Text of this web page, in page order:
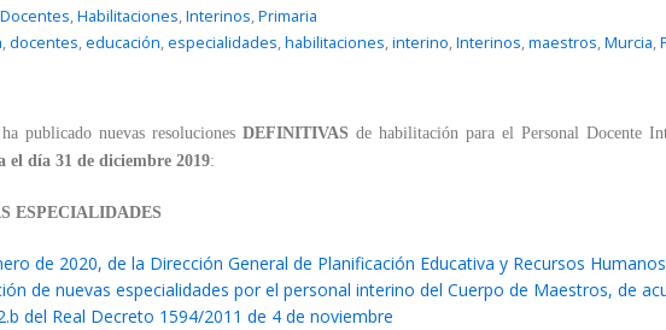
Docentes,Habilitaciones,Interinos,Primaria
,docentes,educación,especialidades,habilitaciones,interino,Interinos,maestros,Murcia,
publicado nuevas resoluciones DEFINITIVAS de habilitación para el Personal Docente
el día 31 de diciembre 2019:
ESPECIALIDADES
de 2020, de la Dirección General de Planificación Educativa y Recursos
de nuevas especialidades por el personal interino del Cuerpo de Maestros, de
del Real Decreto 1594/2011 de 4 de noviembre